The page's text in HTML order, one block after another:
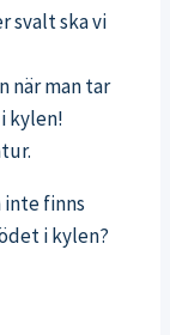
svalt ska vi
när man tar
kylen!
inte finns
i kylen?